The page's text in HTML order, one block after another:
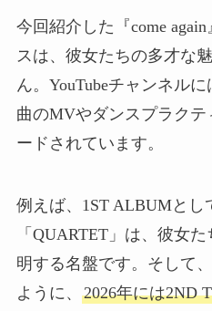
今回紹介した『come
スは、彼女たちの多才な
ん。YouTubeチャンネル
曲のMVやダンスプラクテ
ードされています。
例えば、1ST ALBUMとし
「QUARTET」は、彼女
明する名盤です。そして
ように、 2026年には2ND